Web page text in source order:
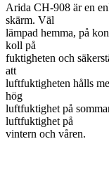
Arida CH-908 är en
skärm. Väl
lämpad hemma, på
koll på
fuktigheten och
att
luftfuktigheten hålls
hög
luftfuktighet på
luftfuktighet på
vintern och våren.